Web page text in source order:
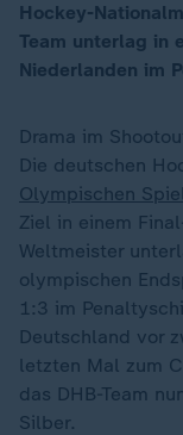
Hockey-
Team unterlag in
Niederlanden im
Drama im
Die deutschen
Olympischen
Ziel in einem
Weltmeister
olympischen
1:3 im
Deutschland vor
letzten Mal zum
das DHB-Team
Silber.